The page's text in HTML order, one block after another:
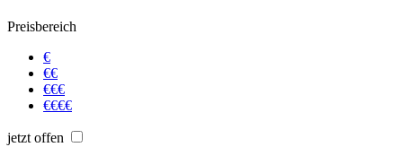
Preisbereich
€
€€
€€€
€€€€
jetzt offen